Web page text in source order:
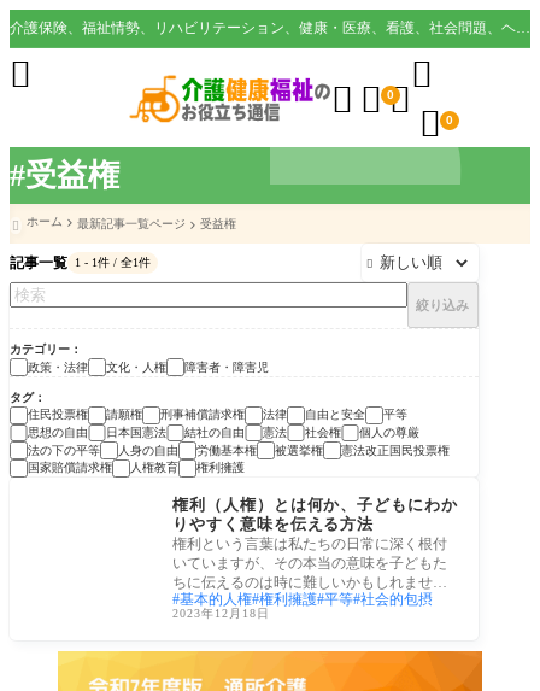
#受益権
介護保険、福祉情勢、リハビリテーション、健康・医療、看護、社会問題、ヘルスケア業界など様々な切り口から役立つ情報を配信。
  0

 0

 ホーム 最新記事一覧ページ 受益権
記事一覧 1 - 1件 / 全1件 
絞り込み
カテゴリー
政策・法律
文化・人権 障害者・障害児
タグ
住民投票権
請願権 刑事補償請求権 法律 自由と安全
平等
思想の自由
日本国憲法 結社の自由 憲法 社会権
個人の尊厳
法の下の平等
人身の自由 労働基本権 被選挙権
憲法改正国民投票権
国家賠償請求権
人権教育 権利擁護
政策・法律
権利（人権）とは何か、子どもにわか
りやすく意味を伝える方法
権利という言葉は私たちの日常に深く根付
いていますが、その本当の意味を子どもた
ちに伝えるのは時に難しいかもしれませ
ん。この
基本的人権 権利擁護 平等 社会的包摂
2023年12月18日